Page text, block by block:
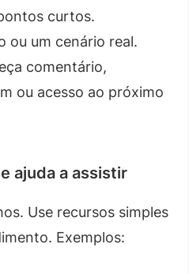
curtos.
ou um cenário real.
comentário,
ou acesso ao próximo
ajuda a assistir
Use recursos simples
Exemplos: